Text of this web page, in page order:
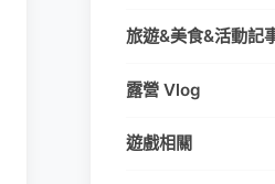
旅遊&美食&活動記
露營 Vlog
遊戲相關